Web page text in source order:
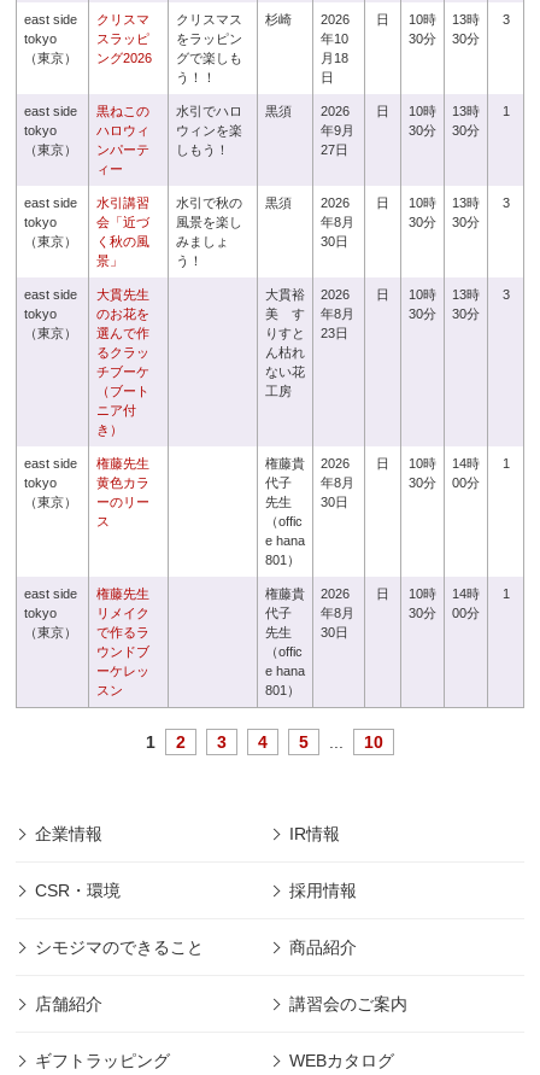
east side
tokyo
（東京）
クリスマ
スラッピ
ング2026
クリスマス
をラッピン
グで楽しも
う！！
杉崎
2026
年10
月18
日
日
10時
30分
13時
30分
3
east side
tokyo
（東京）
黒ねこの
ハロウィ
ンパーテ
ィー
水引でハロ
ウィンを楽
しもう！
黒須
2026
年9月
27日
日
10時
30分
13時
30分
1
east side
tokyo
（東京）
水引講習
会「近づ
く秋の風
景」
水引で秋の
風景を楽し
みましょ
う！
黒須
2026
年8月
30日
日
10時
30分
13時
30分
3
east side
tokyo
（東京）
大貫先生
のお花を
選んで作
るクラッ
チブーケ
（ブート
ニア付
き）
大貫裕
美 す
りすと
ん枯れ
ない花
工房
2026
年8月
23日
日
10時
30分
13時
30分
3
east side
tokyo
（東京）
権藤先生
黄色カラ
ーのリー
ス
権藤貴
代子
先生
（offic
e hana
801）
2026
年8月
30日
日
10時
30分
14時
00分
1
east side
tokyo
（東京）
権藤先生
リメイク
で作るラ
ウンドブ
ーケレッ
スン
権藤貴
代子
先生
（offic
e hana
801）
2026
年8月
30日
日
10時
30分
14時
00分
1
1 2 3 4 5 10
企業情報 IR情報
CSR・環境 採用情報
シモジマのできること 商品紹介
店舗紹介 講習会のご案内
ギフトラッピング WEBカタログ